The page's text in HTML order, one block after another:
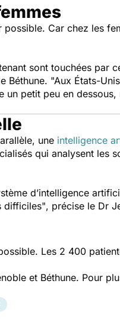
possible. Car chez les
sont touchées par
Béthune. "Aux États-
un petit peu en
une intelligence
qui analysent les
d’intelligence
difficiles", précise le Dr
Les 2 400
et Béthune. Pour